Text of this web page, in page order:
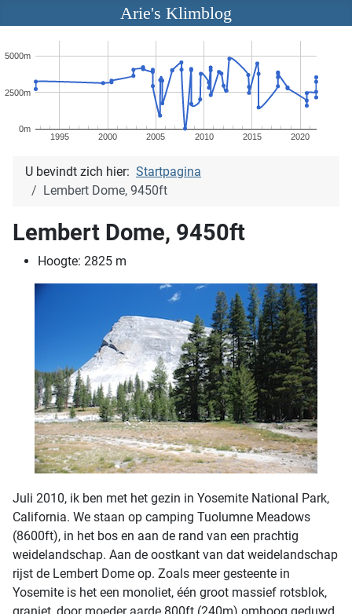
Arie's Klimblog
1995 2000 2005 2010 2015 2020
0m
2500m
5000m
U bevindt zich hier: Startpagina
Lembert Dome, 9450ft
Lembert Dome, 9450ft
Hoogte: 2825 m
Juli 2010, ik ben met het gezin in Yosemite National Park,
California. We staan op camping Tuolumne Meadows
(8600ft), in het bos en aan de rand van een prachtig
weidelandschap. Aan de oostkant van dat weidelandschap
rijst de Lembert Dome op. Zoals meer gesteente in
Yosemite is het een monoliet, één groot massief rotsblok,